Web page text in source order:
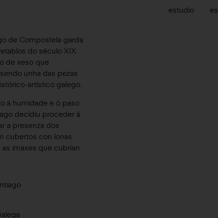
estudio es
de Compostela garda
do século XIX
de xeso que
unha das pezas
artístico galego.
á humidade e ó paso
decidiu proceder á
a presenza dos
cubertos con lonas
imaxes que cubrían.